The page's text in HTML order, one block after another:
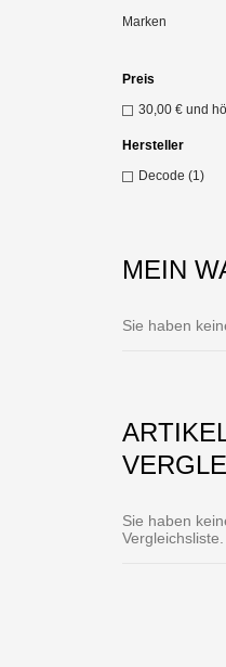
Marken
Preis
30,00 € und
Hersteller
Decode (1)
MEIN
Sie haben
Sie haben
Vergleichsliste.